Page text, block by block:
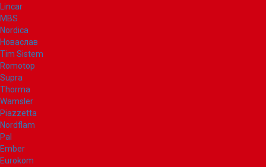
Lincar
MBS
Nordica
Новаслав
Tim Sistem
Romotop
Supra
Thorma
Wamsler
Piazzetta
Nordflam
Pal
Ember
Eurokom